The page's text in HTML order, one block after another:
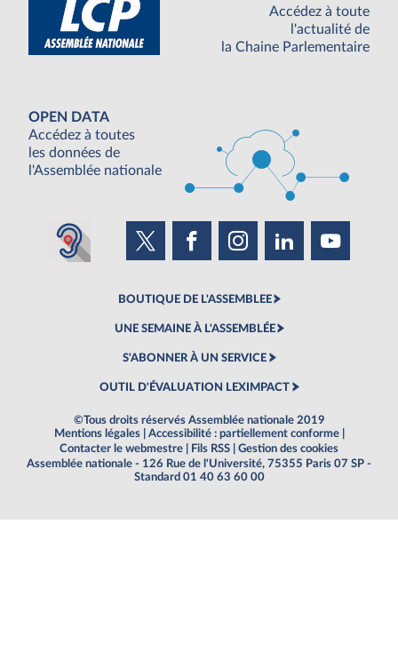
Accédez à toute
l'actualité de
la Chaine Parlementaire
OPEN DATA
Accédez à toutes
les données de
l'Assemblée nationale
BOUTIQUE DE L'ASSEMBLEE
UNE SEMAINE À L'ASSEMBLÉE
S'ABONNER À UN SERVICE
OUTIL D'ÉVALUATION LEXIMPACT
©Tous droits réservés Assemblée nationale 2019
Mentions légales
Accessibilité : partiellement conforme
Contacter le webmestre
Fils RSS
Gestion des cookies
Assemblée nationale - 126 Rue de l'Université, 75355 Paris 07 SP -
Standard 01 40 63 60 00